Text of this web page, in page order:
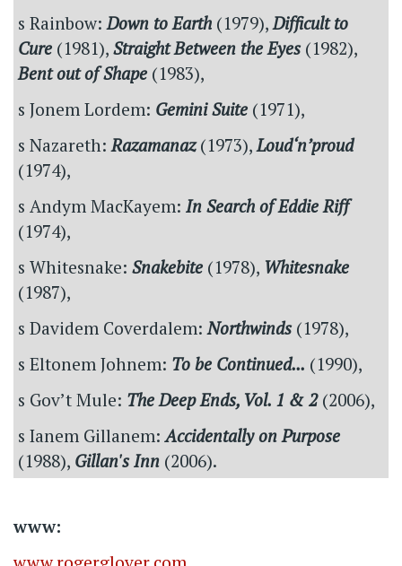
s Rainbow:Down to Earth (1979),Difficult to
Cure (1981), Straight Between the Eyes(1982),
Bent out of Shape (1983),
s Jonem Lordem: Gemini Suite (1971),
s Nazareth:Razamanaz(1973),Loud‘n’proud
(1974),
s Andym MacKayem: In Search of Eddie Riff
(1974),
s Whitesnake: Snakebite (1978), Whitesnake
(1987),
s Davidem Coverdalem:Northwinds(1978),
s Eltonem Johnem: To be Continued... (1990),
s Gov’t Mule: The Deep Ends, Vol. 1 & 2(2006),
s Ianem Gillanem:Accidentally on Purpose
(1988), Gillan's Inn (2006).
www: